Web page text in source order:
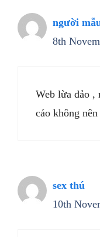
người
8th
Web lừa đảo ,
cáo không
sex thú
10th